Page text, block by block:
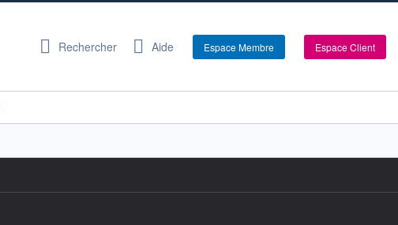
Rechercher Aide Espace Membre Espace Client